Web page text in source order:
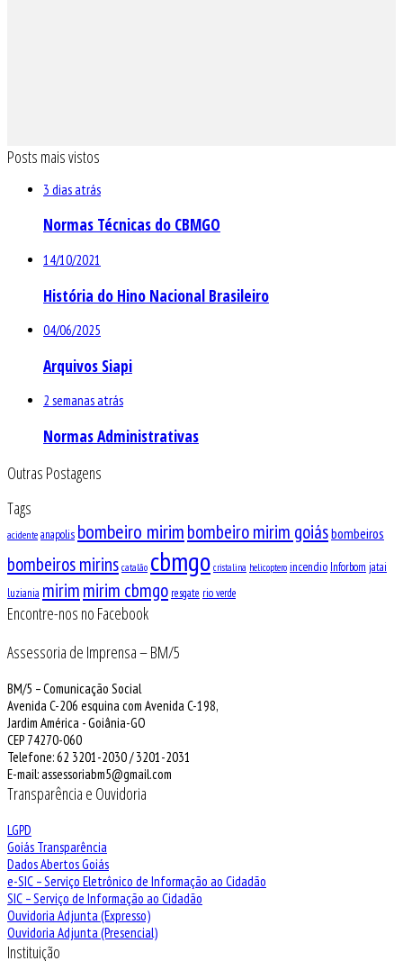
Posts mais vistos
3 dias atrás
Normas Técnicas do CBMGO
14/10/2021
História do Hino Nacional Brasileiro
04/06/2025
Arquivos Siapi
2 semanas atrás
Normas Administrativas
Outras Postagens
Tags
acidente anapolis bombeiro mirimbombeiro mirim goiásbombeiros
bombeiros mirins catalão cbmgo cristalina helicoptero incendio Inforbom jatai
luziania mirimmirim cbmgo resgate rio verde
Encontre-nos no Facebook
Assessoria de Imprensa – BM/5
BM/5 – Comunicação Social
Avenida C-206 esquina com Avenida C-198,
Jardim América - Goiânia-GO
CEP 74270-060
Telefone: 62 3201-2030 / 3201-2031
E-mail: assessoriabm5@gmail.com
Transparência e Ouvidoria
LGPD
Goiás Transparência
Dados Abertos Goiás
e-SIC – Serviço Eletrônico de Informação ao Cidadão
SIC – Serviço de Informação ao Cidadão
Ouvidoria Adjunta (Expresso)
Ouvidoria Adjunta (Presencial)
Instituição